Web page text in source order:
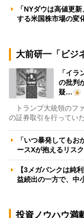
「NYダウは高値更
する米国株市場の
大前研一「ビジ
「イ
の批判
疑…
トランプ大統領のフ
の証券取引を行ってい
「いつ暴発しても
ースXが抱えるリス
【3メガバンクは純
益続出の一方で、中
投資ノウハウ満